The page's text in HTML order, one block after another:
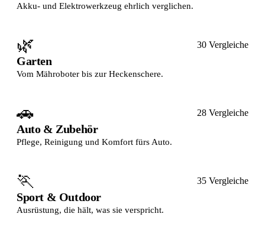
Akku- und Elektrowerkzeug ehrlich verglichen.
🌿 30 Vergleiche
Garten
Vom Mähroboter bis zur Heckenschere.
🚗 28 Vergleiche
Auto & Zubehör
Pflege, Reinigung und Komfort fürs Auto.
🏃 35 Vergleiche
Sport & Outdoor
Ausrüstung, die hält, was sie verspricht.